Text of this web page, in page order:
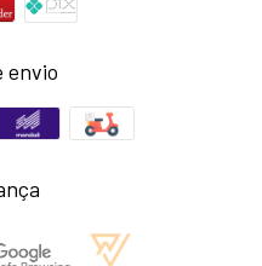
envio